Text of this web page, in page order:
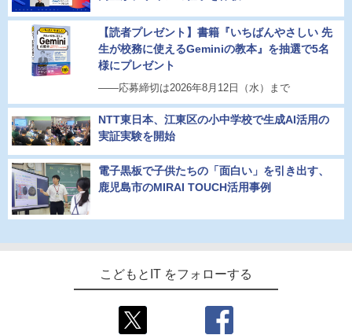
【読者プレゼント】書籍『いちばんやさしい 先
生が校務に使えるGeminiの教本』を抽選で5名
様にプレゼント
――応募締切は2026年8月12日（水）まで
NTT東日本、江東区の小中学校で生成AI活用の
実証実験を開始
電子黒板で子供たちの「面白い」を引き出す、
鹿児島市のMIRAI TOUCH活用事例
こどもとIT をフォローする